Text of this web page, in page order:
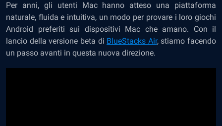
Per anni, gli utenti Mac hanno atteso una piattaforma
naturale, fluida e intuitiva, un modo per provare i loro giochi
Android preferiti sui dispositivi Mac che amano. Con il
lancio della versione beta di BlueStacks Air, stiamo facendo
un passo avanti in questa nuova direzione.